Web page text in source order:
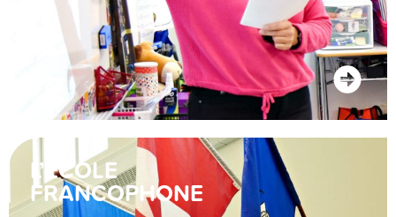
Une équipe de passionnés qui ont la réussite de
L’ÉCOLE
FRANCOPHONE